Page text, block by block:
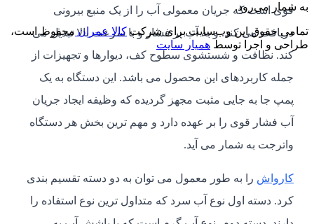
قوی است که جریان معمولی آب را از یک منبع بیرونی
دریافت می کند. و به آب پر فشار و با سرعت بالا تبدیل می
کند. نظافت و شستشوی سطوح کف، دیوارها و تجهیزات از
جمله کاربردهای این محصول می باشد. این دستگاه به یک
پمپ جا به جایی مثبت مجهز گردیده که وظیفه ایجاد جریان
آب فشار قوی را بر عهده دارد و مهم ترین بخش هر دستگاه
واترجت به شمار می آید.
کارواش را به طور معمول می توان به دو دسته تقسیم بندی
کرد. دسته اول نوع آب سرد که متداول ترین نوع استفاده را
به شمار می‌رود.
تمامی حقوق این وب‌سایت برای شرکتکالا عمرانمحفوظ است،
طراحی و اجرا توسط همیار سایت